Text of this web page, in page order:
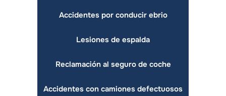
Accidentes por conducir ebrio
Lesiones de espalda
Reclamación al seguro de coche
Accidentes con camiones defectuosos